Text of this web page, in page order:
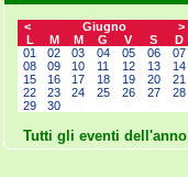
< Giugno
>
L
M M G V S
D
01
02 03 04 05 06
07
08
09 10 11 12 13
14
15
16 17 18 19 20
21
22
23 24 25 26 27
28
29
30
Tutti gli eventi dell'anno